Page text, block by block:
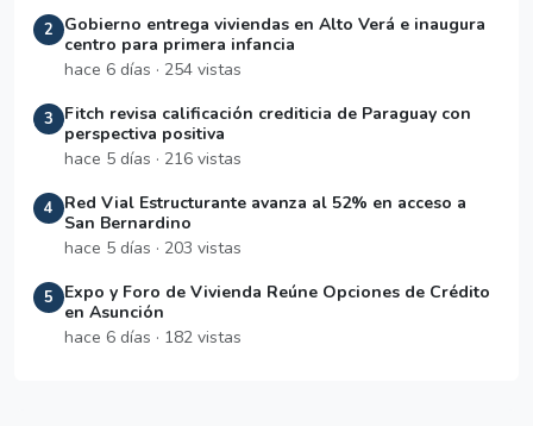
2
Gobierno entrega viviendas en Alto Verá e inaugura
centro para primera infancia
hace 6 días · 254 vistas
3
Fitch revisa calificación crediticia de Paraguay con
perspectiva positiva
hace 5 días · 216 vistas
4
Red Vial Estructurante avanza al 52% en acceso a
San Bernardino
hace 5 días · 203 vistas
5
Expo y Foro de Vivienda Reúne Opciones de Crédito
en Asunción
hace 6 días · 182 vistas